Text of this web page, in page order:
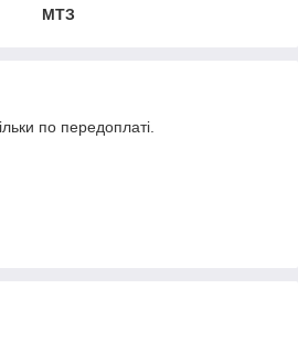
МТЗ
по передоплаті.